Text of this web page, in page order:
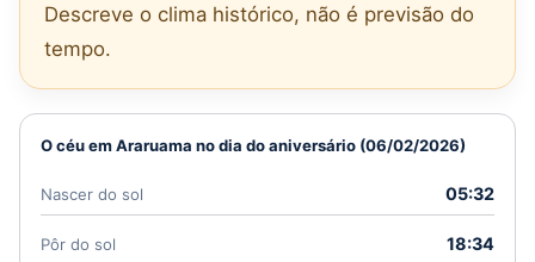
Descreve o clima histórico, não é previsão do
tempo.
O céu em Araruama no dia do aniversário (06/02/2026)
Nascer do sol 05:32
Pôr do sol 18:34